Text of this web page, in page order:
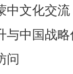
中文化交流
与中国战
问